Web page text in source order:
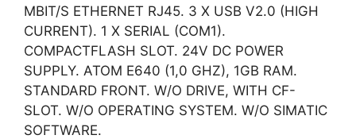
MBIT/S ETHERNET RJ45. 3 X USB V2.0 (HIGH
CURRENT). 1 X SERIAL (COM1).
COMPACTFLASH SLOT. 24V DC POWER
SUPPLY. ATOM E640 (1,0 GHZ), 1GB RAM.
STANDARD FRONT. W/O DRIVE, WITH CF-
SLOT. W/O OPERATING SYSTEM. W/O SIMATIC
SOFTWARE.